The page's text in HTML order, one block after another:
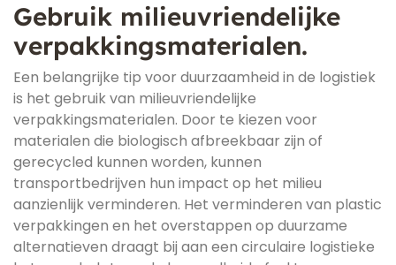
Gebruik milieuvriendelijke
verpakkingsmaterialen.
Een belangrijke tip voor duurzaamheid in de logistiek
is het gebruik van milieuvriendelijke
verpakkingsmaterialen. Door te kiezen voor
materialen die biologisch afbreekbaar zijn of
gerecycled kunnen worden, kunnen
transportbedrijven hun impact op het milieu
aanzienlijk verminderen. Het verminderen van plastic
verpakkingen en het overstappen op duurzame
alternatieven draagt bij aan een circulaire logistieke